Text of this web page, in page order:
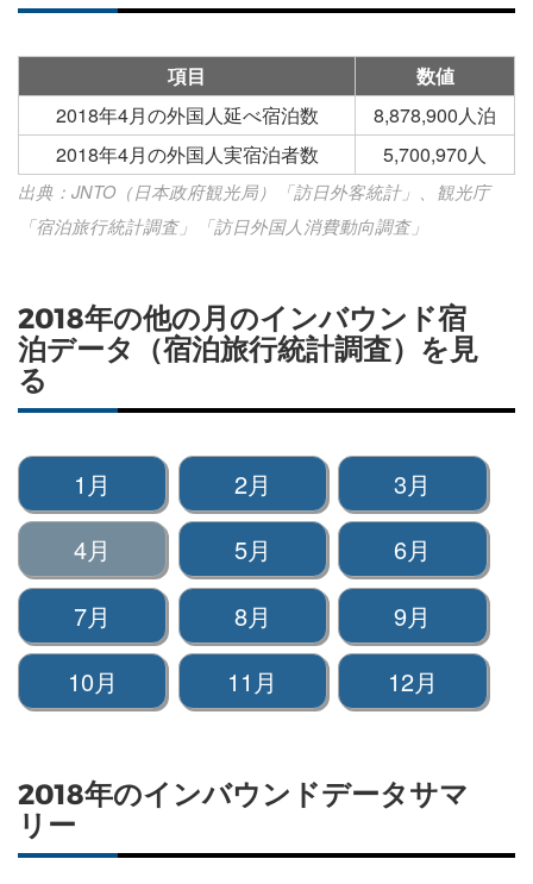
項目
数値
2018年4月の外国人延べ宿泊数
8,878,900人泊
2018年4月の外国人実宿泊者数
5,700,970人
出典：JNTO（日本政府観光局）「訪日外客統計」、観光庁
「宿泊旅行統計調査」「訪日外国人消費動向調査」
2018年の他の月のインバウンド宿
泊データ（宿泊旅行統計調査）を見
る
1月 2月
3月
4月
5月
6月
7月
8月
9月
10月
11月 12月
2018年のインバウンドデータサマ
リー